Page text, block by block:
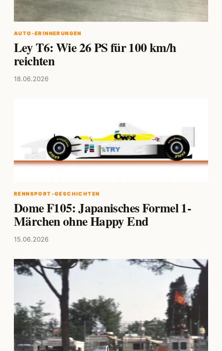
AUTO-ERINNERUNGEN
Ley T6: Wie 26 PS für 100 km/h
reichten
18.06.2026
RENNSPORT-GESCHICHTEN
Dome F105: Japanisches Formel 1-
Märchen ohne Happy End
15.06.2026